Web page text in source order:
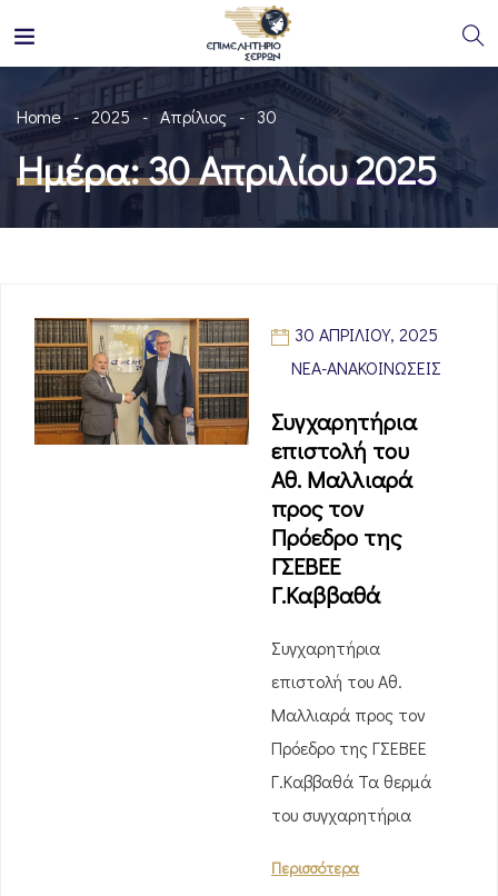
Home 2025 Απρίλιος 30
Ημέρα:30 Απριλίου 2025
30 ΑΠΡΙΛΊΟΥ, 2025
ΝΈΑ-ΑΝΑΚΟΙΝΏΣΕΙΣ
Συγχαρητήρια
επιστολή του
Αθ. Μαλλιαρά
προς τον
Πρόεδρο της
ΓΣΕΒΕΕ
Γ.Καββαθά
Συγχαρητήρια
επιστολή του Αθ.
Μαλλιαρά προς τον
Πρόεδρο της ΓΣΕΒΕΕ
Γ.Καββαθά Τα θερμά
του συγχαρητήρια
Περισσότερα